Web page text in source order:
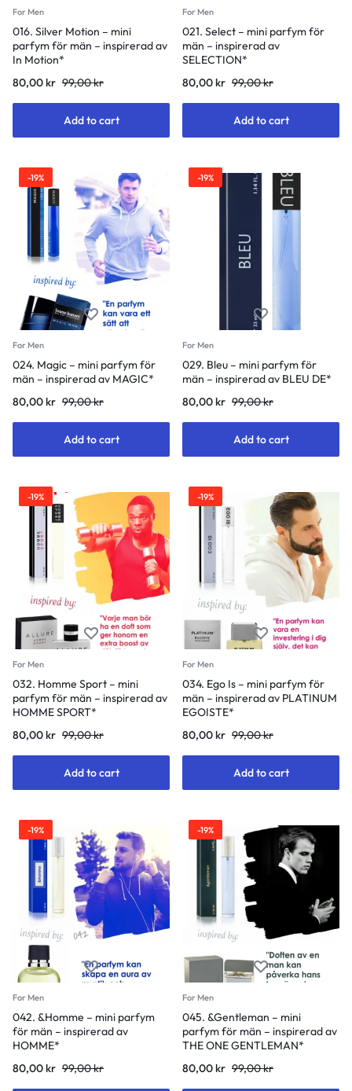
For Men
016. Silver Motion – mini
parfym för män – inspirerad av
In Motion*
99,00kr
Original
99,00 kr.
80,00kr
Current
80,00 kr.
Add to cart
For Men
021. Select – mini parfym för
män – inspirerad av
SELECTION*
99,00kr
Original
99,00 kr.
80,00kr
Current
80,00 kr.
Add to cart
-19%
For Men
024. Magic – mini parfym för
män – inspirerad av MAGIC*
99,00kr
Original
99,00 kr.
80,00kr
Current
80,00 kr.
Add to cart
-19%
For Men
029. Bleu – mini parfym för
män – inspirerad av BLEU DE*
99,00kr
Original
99,00 kr.
80,00kr
Current
80,00 kr.
Add to cart
-19%
For Men
032. Homme Sport – mini
parfym för män – inspirerad av
HOMME SPORT*
99,00kr
Original
99,00 kr.
80,00kr
Current
80,00 kr.
Add to cart
-19%
For Men
034. Ego Is – mini parfym för
män – inspirerad av PLATINUM
EGOISTE*
99,00kr
Original
99,00 kr.
80,00kr
Current
80,00 kr.
Add to cart
-19%
For Men
042. &Homme – mini parfym
för män – inspirerad av
HOMME*
99,00kr
Original
80,00kr
Current
-19%
For Men
045. &Gentleman – mini
parfym för män – inspirerad av
THE ONE GENTLEMAN*
99,00kr
Original
80,00kr
Current